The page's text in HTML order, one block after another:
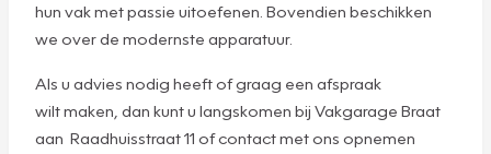
hun vak met passie uitoefenen. Bovendien beschikken
we over de modernste apparatuur.
Als u advies nodig heeft of graag een afspraak
wilt maken, dan kunt u langskomen bij Vakgarage Braat
aan Raadhuisstraat 11 of contact met ons opnemen